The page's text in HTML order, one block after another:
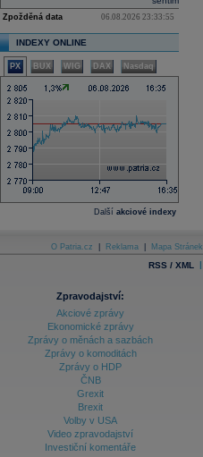
Zpožděná data 06.08.2026 23:33:55
INDEXY ONLINE
PX BUX WIG DAX Nasdaq
Další akciové indexy
O Patria.cz Reklama Mapa Stránek
RSS / XML |
Zpravodajství:
Akciové zprávy
Ekonomické zprávy
Zprávy o měnách a sazbách
Zprávy o komoditách
Zprávy o HDP
ČNB
Grexit
Brexit
Volby v USA
Video zpravodajství
Investiční komentáře